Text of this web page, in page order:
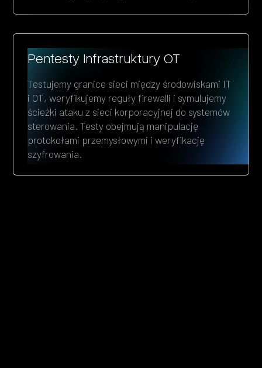
Pentesty Infrastruktury OT
Testujemy granice sieci między środowiskami IT
i OT, weryfikujemy reguły firewalli i symulujemy
ścieżki ataku z sieci korporacyjnej do systemów
sterowania. Testy obejmują manipulację
protokołami przemysłowymi i weryfikację
szyfrowania.